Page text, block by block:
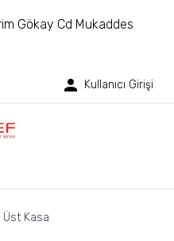
Gökay Cd Mukaddes
Kullanıcı Girişi
Kasa